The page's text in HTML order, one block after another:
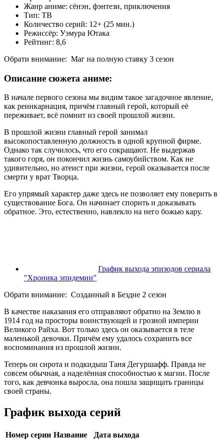
Жанр аниме: сёнэн, фэнтези, приключения
Тип: ТВ
Количество серий: 12+ (25 мин.)
Режиссёр: Уэмура Ютака
Рейтинг: 8,6
Обрати внимание: Маг на полную ставку 3 сезон
Описание сюжета аниме:
В начале первого сезона мы видим такое загадочное явление,
как реинкарнация, причём главный герой, который её
переживает, всё помнит из своей прошлой жизни.
В прошлой жизни главный герой занимал
высокопоставленную должность в одной крупной фирме.
Однако так случилось, что его сокращают. Не выдержав
такого горя, он покончил жизнь самоубийством. Как не
удивительно, но атеист при жизни, герой оказывается после
смерти у врат Творца.
Его упрямый характер даже здесь не позволяет ему поверить в
существование Бога. Он начинает спорить и доказывать
обратное. Это, естественно, навлекло на него божью кару.
График выхода эпизодов сериала
"Хроника эпидемии"
Обрати внимание: Созданный в Бездне 2 сезон
В качестве наказания его отправляют обратно на Землю в
1914 год на просторы воинствующей и грозной империи
Великого Райха. Вот только здесь он оказывается в теле
маленькой девочки. Причём ему удалось сохранить все
воспоминания из прошлой жизни.
Теперь он сирота и подкидыш Таня Дегуршафф. Правда не
совсем обычная, а наделённая способностью к магии. После
того, как девчонка выросла, она пошла защищать границы
своей страны.
График выхода серий
Номер серии Название
Дата выхода